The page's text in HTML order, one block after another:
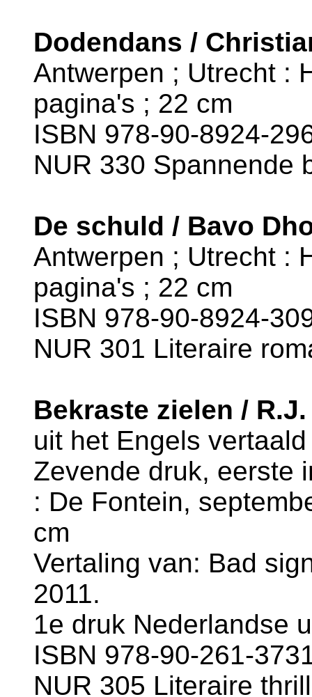
Dodendans /
Antwerpen ; Utrecht :
pagina's ; 22 cm
ISBN 978-90-8924-
NUR 330 Spannende
De schuld / Bavo
Antwerpen ; Utrecht :
pagina's ; 22 cm
ISBN 978-90-8924-
NUR 301 Literaire
Bekraste zielen /
uit het Engels
Zevende druk, eerste
: De Fontein,
cm
Vertaling van: Bad
2011.
1e druk Nederlandse
ISBN 978-90-261-
NUR 305 Literaire